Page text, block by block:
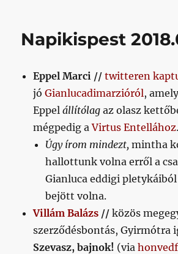
Napikispest
Eppel Marci //twitteren
jóGianlucadimarzióról,
Eppelállítólag az olasz
mégpedig aVirtus Entellához.
Úgy írom mindezt,mintha
hallottunk volna erről a
Gianluca eddigi
bejött volna.
Villám Balázs //közös
szerződésbontás, Gyirmótra
Szevasz, bajnok! (via